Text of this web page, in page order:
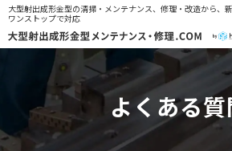
大型射出成形金型の清掃・メンテナンス、修理・改造から、
ワンストップで対応
よくある